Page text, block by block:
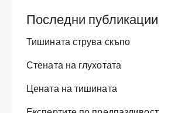
Последни публикации
Тишината струва скъпо
Стената на глухотата
Цената на тишината